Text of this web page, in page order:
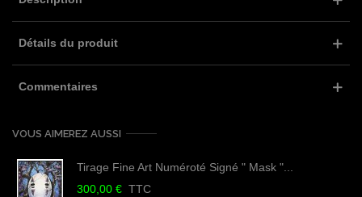
Détails du produit
Commentaires
VOUS AIMEREZ AUSSI
Tirage Fine Art Numéroté Signé " Mask "...
300,00 € TTC